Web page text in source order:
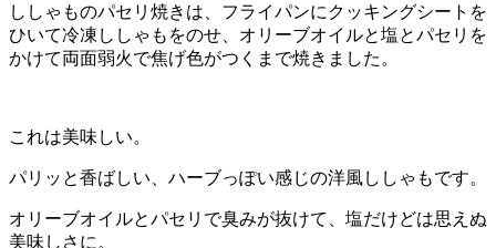
ししゃものパセリ焼きは、フライパンにクッキングシートを
ひいて冷凍ししゃもをのせ、オリーブオイルと塩とパセリを
かけて両面弱火で焦げ色がつくまで焼きました。
これは美味しい。
パリッと香ばしい、ハーブっぽい感じの洋風ししゃもです。
オリーブオイルとパセリで臭みが抜けて、塩だけどは思えぬ
美味しさに。